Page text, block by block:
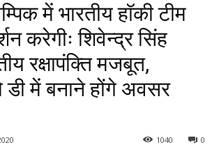
में भारतीय हॉकी टीम
करेगीः शिवेन्द्र सिंह
रक्षापंक्ति मजबूत,
डी में बनाने होंगे अवसर
0
1040